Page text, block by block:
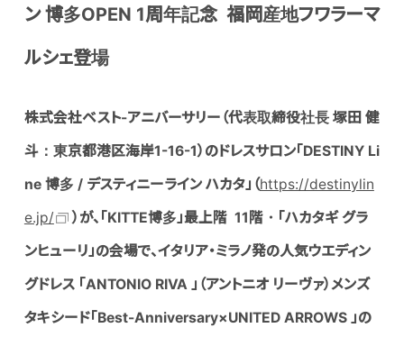
ン 博多OPEN 1周年記念 福岡産地フワラーマ
ルシェ登場
株式会社ベスト-アニバーサリー（代表取締役社長 塚田 健
斗：東京都港区海岸1-16-1）のドレスサロン「DESTINY Li
ne 博多 / デスティニーライン ハカタ」（https://destinylin
e.jp/
）が、「KITTE博多」最上階 11階・「ハカタギ グラ
ンヒューリ」の会場で、イタリア・ミラノ発の人気ウエディン
グドレス 「ANTONIO RIVA 」（アントニオ リーヴァ）メンズ
タキシード「Best-Anniversary×UNITED ARROWS 」の